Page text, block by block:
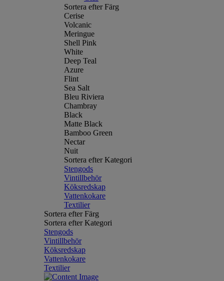
Sortera efter Färg
Cerise
Volcanic
Meringue
Shell Pink
White
Deep Teal
Azure
Flint
Sea Salt
Bleu Riviera
Chambray
Black
Matte Black
Bamboo Green
Nectar
Nuit
Sortera efter Kategori
Stengods
Vintillbehör
Köksredskap
Vattenkokare
Textilier
Sortera efter Färg
Sortera efter Kategori
Stengods
Vintillbehör
Köksredskap
Vattenkokare
Textilier